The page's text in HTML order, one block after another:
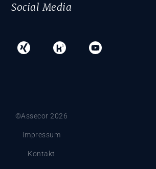
Social Media
©Assecor 2026
Impressum
Kontakt